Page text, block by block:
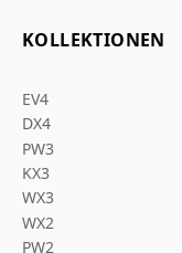
KOLLEKTIONEN
EV4
DX4
PW3
KX3
WX3
WX2
PW2